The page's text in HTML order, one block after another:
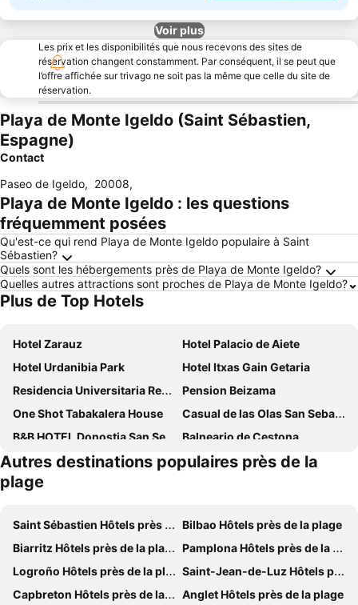
Voir plus
Les prix et les disponibilités que nous recevons des sites de
réservation changent constamment. Par conséquent, il se peut que
l’offre affichée sur trivago ne soit pas la même que celle du site de
réservation.
Playa de Monte Igeldo (Saint Sébastien,
Espagne)
Contact
Paseo de Igeldo, 20008,
Playa de Monte Igeldo : les questions
fréquemment posées
Qu'est-ce qui rend Playa de Monte Igeldo populaire à Saint
Sébastien?
Quels sont les hébergements près de Playa de Monte Igeldo?
Quelles autres attractions sont proches de Playa de Monte Igeldo?
Plus de Top Hotels
Hotel Zarauz
Hotel Palacio de Aiete
Hotel Urdanibia Park
Hotel Itxas Gain Getaria
Residencia Universitaria Resa Manuel Agud Querol
Pension Beizama
One Shot Tabakalera House
Casual de las Olas San Sebastian
B&B HOTEL Donostia San Sebastián Aeropuerto
Balneario de Cestona
Hotel K10
Hotel Ibiltze
Holiday Inn Express SAN SEBASTIAN - ERRENTERIA by IHG
ibis Irun
Colectia Hotel Urumea
Barceló Costa Vasca
Colectia Hotel Ondarreta
Mercure San Sebastián Monte Igueldo
ibis Styles Zumaia Zestoa (opening May 2026)
Hotel Ilunion San Sebastián
NH Collection San Sebastián Aránzazu
Autres destinations populaires près de la
plage
Saint Sébastien Hôtels près de la plage
Bilbao Hôtels près de la plage
Biarritz Hôtels près de la plage
Pamplona Hôtels près de la plage
Logroño Hôtels près de la plage
Saint-Jean-de-Luz Hôtels près de la plage
Capbreton Hôtels près de la plage
Anglet Hôtels près de la plage